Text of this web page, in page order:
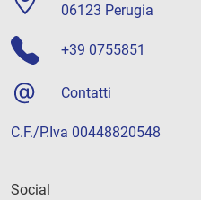
06123 Perugia
+39 0755851
Contatti
C.F./P.Iva 00448820548
Social